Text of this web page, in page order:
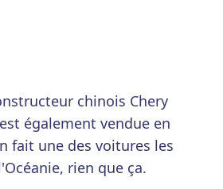
chinois Chery
également vendue en
fait une des voitures les
rien que ça.